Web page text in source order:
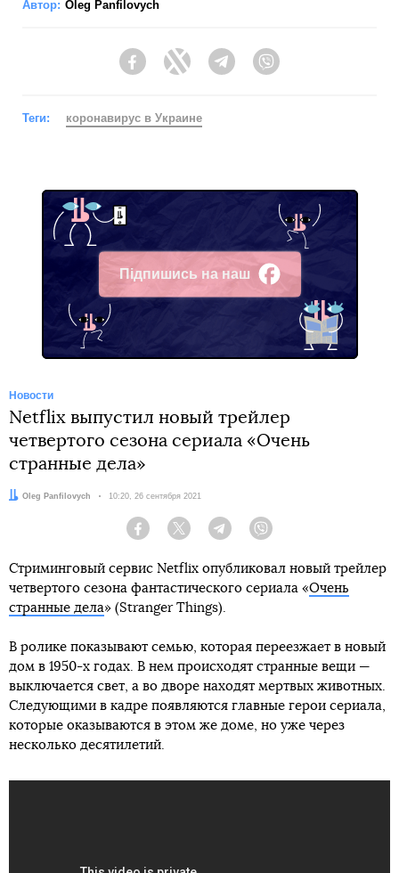
Автор: Oleg Panfilovych
FacebookTwitter Telegram
Теги: коронавирус в Украине
Підпишись на наш
Facebook
Новости
Netflix выпустил новый трейлер
четвертого сезона сериала «Очень
странные дела»
Автор:
Oleg Panfilovych Дата:
10:20, 26 сентября 2021
Facebook Twitter Telegram
Стриминговый сервис Netflix опубликовал новый трейлер
четвертого сезона фантастического сериала «Очень
странные дела» (Stranger Things).
В ролике показывают семью, которая переезжает в новый
дом в 1950-х годах. В нем происходят странные вещи —
выключается свет, а во дворе находят мертвых животных.
Следующими в кадре появляются главные герои сериала,
которые оказываются в этом же доме, но уже через
несколько десятилетий.